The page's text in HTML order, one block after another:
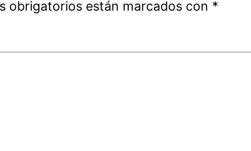
obrigatorios están marcados con *